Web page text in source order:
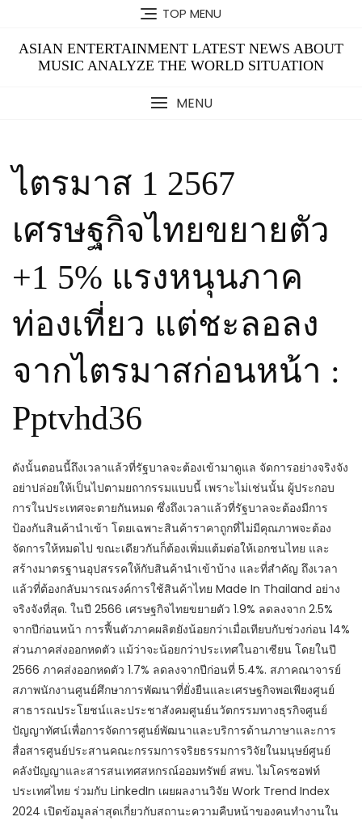
content
TOP MENU
ASIAN ENTERTAINMENT LATEST NEWS ABOUT
MUSIC ANALYZE THE WORLD SITUATION
MENU
ไตรมาส 1 2567
เศรษฐกิจไทยขยายตัว
+1 5% แรงหนุนภาค
ท่องเที่ยว แต่ชะลอลง
จากไตรมาสก่อนหน้า :
Pptvhd36
ดังนั้นตอนนี้ถึงเวลาแล้วที่รัฐบาลจะต้องเข้ามาดูแล จัดการอย่างจริงจัง
อย่าปล่อยให้เป็นไปตามยถากรรมแบบนี้ เพราะไม่เช่นนั้น ผู้ประกอบ
การในประเทศจะตายกันหมด ซึ่งถึงเวลาแล้วที่รัฐบาลจะต้องมีการ
ป้องกันสินค้านำเข้า โดยเฉพาะสินค้าราคาถูกที่ไม่มีคุณภาพจะต้อง
จัดการให้หมดไป ขณะเดียวกันก็ต้องเพิ่มแต้มต่อให้เอกชนไทย และ
สร้างมาตรฐานอุปสรรคให้กับสินค้านำเข้าบ้าง และที่สำคัญ ถึงเวลา
แล้วที่ต้องกลับมารณรงค์การใช้สินค้าไทย Made In Thailand อย่าง
จริงจังที่สุด. ในปี 2566 เศรษฐกิจไทยขยายตัว 1.9% ลดลงจาก 2.5%
จากปีก่อนหน้า การฟื้นตัวภาคผลิตยังน้อยกว่าเมื่อเทียบกับช่วงก่อน 14%
ส่วนภาคส่งออกหดตัว แม้ว่าจะน้อยกว่าประเทศในอาเซียน โดยในปี
2566 ภาคส่งออกหดตัว 1.7% ลดลงจากปีก่อนที่ 5.4%. สภาคณาจารย์
สภาพนักงานศูนย์ศึกษาการพัฒนาที่ยั่งยืนและเศรษฐกิจพอเพียงศูนย์
สาธารณประโยชน์และประชาสังคมศูนย์นวัตกรรมทางธุรกิจศูนย์
ปัญญาทัศน์เพื่อการจัดการศูนย์พัฒนาและบริการด้านภาษาและการ
สื่อสารศูนย์ประสานคณะกรรมการจริยธรรมการวิจัยในมนุษย์ศูนย์
คลังปัญญาและสารสนเทศสหกรณ์ออมทรัพย์ สพบ. ไมโครซอฟท์
ประเทศไทย ร่วมกับ LinkedIn เผยผลงานวิจัย Work Trend Index
2024 เปิดข้อมูลล่าสุดเกี่ยวกับสถานะความคืบหน้าของคนทำงานใน